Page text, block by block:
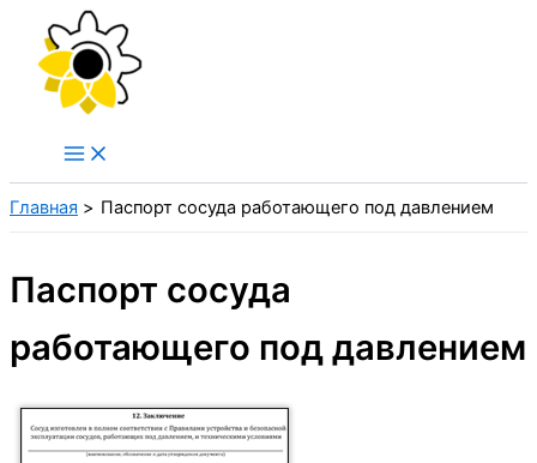
Перейти
содержимому
Главная Паспорт сосуда работающего под давлением
Паспорт сосуда
работающего под давлением